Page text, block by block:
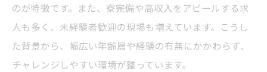
のが特徴です。また、寮完備や高収入をアピールする求
人も多く、未経験者歓迎の現場も増えています。こうし
た背景から、幅広い年齢層や経験の有無にかかわらず、
チャレンジしやすい環境が整っています。